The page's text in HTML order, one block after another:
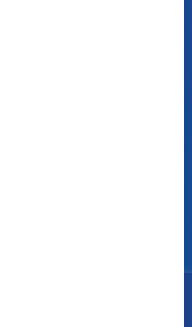
sur ce site, vous acceptez
de statistiques. Si vous